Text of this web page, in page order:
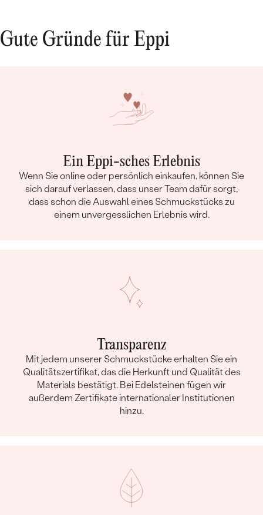
Gute Gründe für Eppi
Ein Eppi-sches Erlebnis
Wenn Sie online oder persönlich einkaufen, können Sie
sich darauf verlassen, dass unser Team dafür sorgt,
dass schon die Auswahl eines Schmuckstücks zu
einem unvergesslichen Erlebnis wird.
Transparenz
Mit jedem unserer Schmuckstücke erhalten Sie ein
Qualitätszertifikat, das die Herkunft und Qualität des
Materials bestätigt. Bei Edelsteinen fügen wir
außerdem Zertifikate internationaler Institutionen
hinzu.